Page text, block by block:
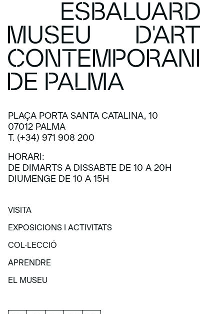
PLAÇA PORTA SANTA CATALINA, 10
07012 PALMA
T. (+34) 971 908 200
HORARI:
DE DIMARTS A DISSABTE DE 10 A 20H
DIUMENGE DE 10 A 15H
VISITA
EXPOSICIONS I ACTIVITATS
EXPOSICIONS I ACTIVITATS
COL·LECCIÓ
APRENDRE
EL MUSEU